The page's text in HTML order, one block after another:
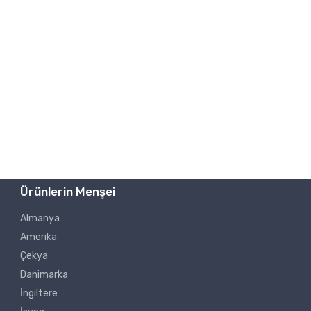
Ürünlerin Menşei
Almanya
Amerika
Çekya
Danimarka
İngiltere